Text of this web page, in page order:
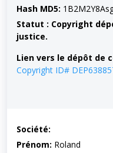
Hash MD5:
Statut : Copyright
justice.
Lien vers le dépôt de
Copyright ID#
Société:
Prénom: Roland